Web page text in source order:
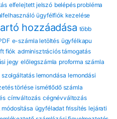
elfelejtett jelszó belépés probléma
ügyfélfiók kezelése
hozzáadása több
e-számla letöltés ügyfélkapu
fiók adminisztrációs támogatás
jegy előlegszámla proforma számla
szolgáltatás lemondása lemondási
törlése ismétlődő számla
címváltozás cégnévváltozás
ügyféladat frissítés lejárati